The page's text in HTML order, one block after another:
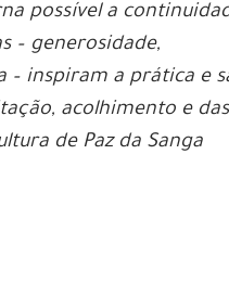
possível a
– generosidade,
– inspiram a prática e
acolhimento e das
de Paz da Sanga